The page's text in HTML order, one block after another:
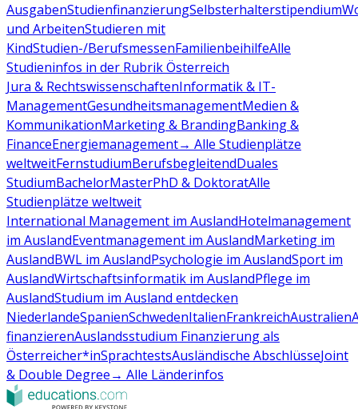
AusgabenStudienfinanzierungSelbsterhalterstipendium
und ArbeitenStudieren mit
KindStudien-/BerufsmessenFamilienbeihilfeAlle
Studieninfos in der Rubrik Österreich
Jura & RechtswissenschaftenInformatik & IT-
ManagementGesundheitsmanagementMedien &
KommunikationMarketing & BrandingBanking &
FinanceEnergiemanagement→ Alle Studienplätze
weltweitFernstudiumBerufsbegleitendDuales
StudiumBachelorMasterPhD & DoktoratAlle
Studienplätze weltweit
International Management im AuslandHotelmanagement
im AuslandEventmanagement im AuslandMarketing im
AuslandBWL im AuslandPsychologie im AuslandSport im
AuslandWirtschaftsinformatik im AuslandPflege im
AuslandStudium im Ausland entdecken
NiederlandeSpanienSchwedenItalienFrankreichAustralien
finanzierenAuslandsstudium Finanzierung als
Österreicher*inSprachtestsAusländische AbschlüsseJoint
& Double Degree→ Alle Länderinfos